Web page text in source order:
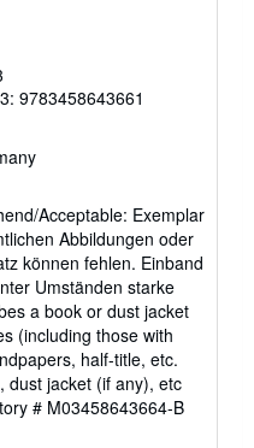
9783458643661
Acceptable: Exemplar
Abbildungen oder
können fehlen. Einband
Umständen starke
a book or dust jacket
(including those with
half-title, etc.
dust jacket (if any), etc
# M03458643664-B